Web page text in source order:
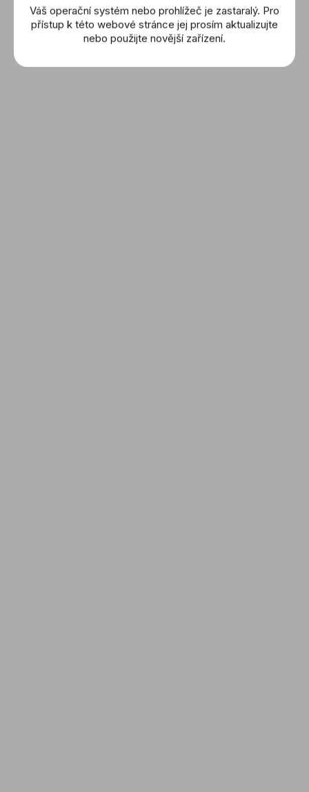
Váš operační systém nebo prohlížeč je zastaralý. Pro
přístup k této webové stránce jej prosím aktualizujte
nebo použijte novější zařízení.